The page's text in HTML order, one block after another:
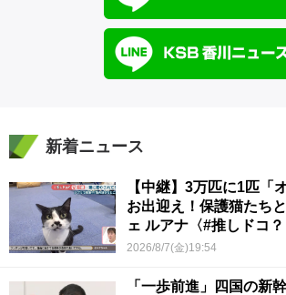
新着ニュース
【中継】3万匹に1匹「
お出迎え！保護猫たち
ェ ルアナ〈#推しドコ？
2026/8/7(金)19:54
「一歩前進」四国の